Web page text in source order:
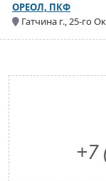
ОРЕОЛ, ПКФ
Гатчина г., 25-го
+7